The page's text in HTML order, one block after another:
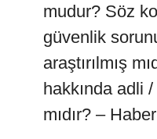
mudur? Söz
güvenlik
araştırılmış
hakkında adli
mıdır? –